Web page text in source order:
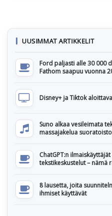
UUSIMMAT ARTIKKELIT
Ford paljasti alle 30 000
Fathom saapuu vuonna
Disney+ ja Tiktok
Suno alkaa vesileimata
massajakelua
ChatGPT:n
tekstikeskustelut – nämä
8 lausetta, joita
ihmiset käyttävät